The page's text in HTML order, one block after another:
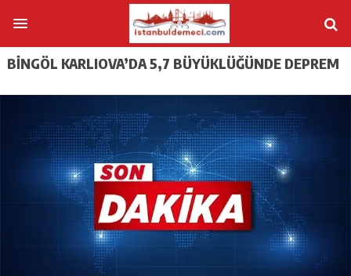
BINGÖL KARLIOVA’DA 5,7 BÜYÜKLÜĞÜNDE DEPREM